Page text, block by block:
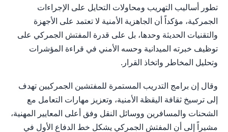
تطور أساليب التهريب ومحاولات التحايل على الإجراءات
الجمركية، مؤكداً أن الجاهزية الأمنية لا تعتمد على الأجهزة
والتقنيات الحديثة وحدها، بل على قدرة المفتش الجمركي على
توظيف خبرته الميدانية وحسه الأمني في قراءة المؤشرات
وتحليل المخاطر واتخاذ القرار.
وقال إن برامج التدريب المستمرة للمفتشين الجمركيين تهدف
إلى ترسيخ ثقافة اليقظة الأمنية، وتعزيز مهارات التعامل مع
الشحنات والمسافرين ووسائل النقل وفق أعلى المعايير المهنية،
مشيراً إلى أن المفتش الجمركي يشكل خط الدفاع الأول في